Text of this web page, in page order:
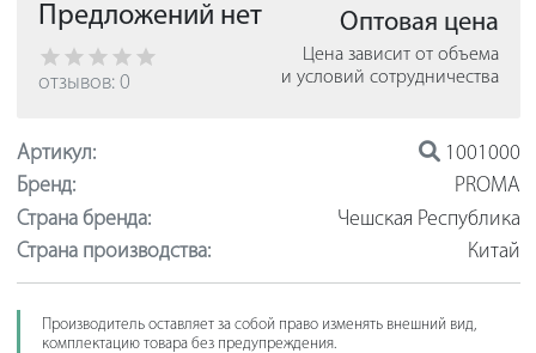
Предложений нет
отзывов: 0
Оптовая цена
Цена зависит от объема
и условий сотрудничества
Артикул:
1001000
Бренд:
PROMA
Страна бренда:
Чешская Республика
Страна производства:
Китай
Производитель оставляет за собой право изменять внешний вид,
комплектацию товара без предупреждения.